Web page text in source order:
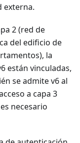
externa.
2 (red de
del edificio de
la
están vinculadas,
se admite v6 al
a capa 3
necesario